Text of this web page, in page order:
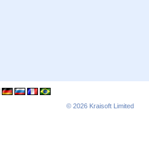
© 2026 Kraisoft Limited